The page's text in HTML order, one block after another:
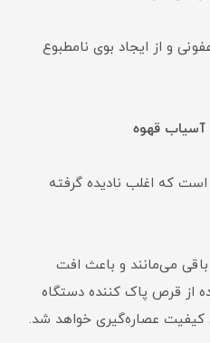
و از ایجاد بوی نامطبوع
که اغلب نادیده گرفته
می‌مانند و باعث افت
از قرص پاک کننده دستگاه
عصاره‌گیری خواهد شد.